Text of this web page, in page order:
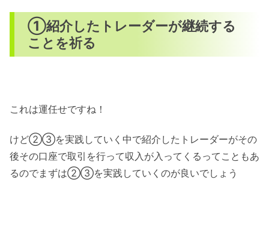
①紹介したトレーダーが継続する
ことを祈る
これは運任せですね！
けど②③を実践していく中で紹介したトレーダーがその
後その口座で取引を行って収入が入ってくるってこともあ
るのでまずは②③を実践していくのが良いでしょう